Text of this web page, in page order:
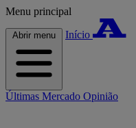
Menu principal
Abrir menu Início
Últimas Mercado Opinião